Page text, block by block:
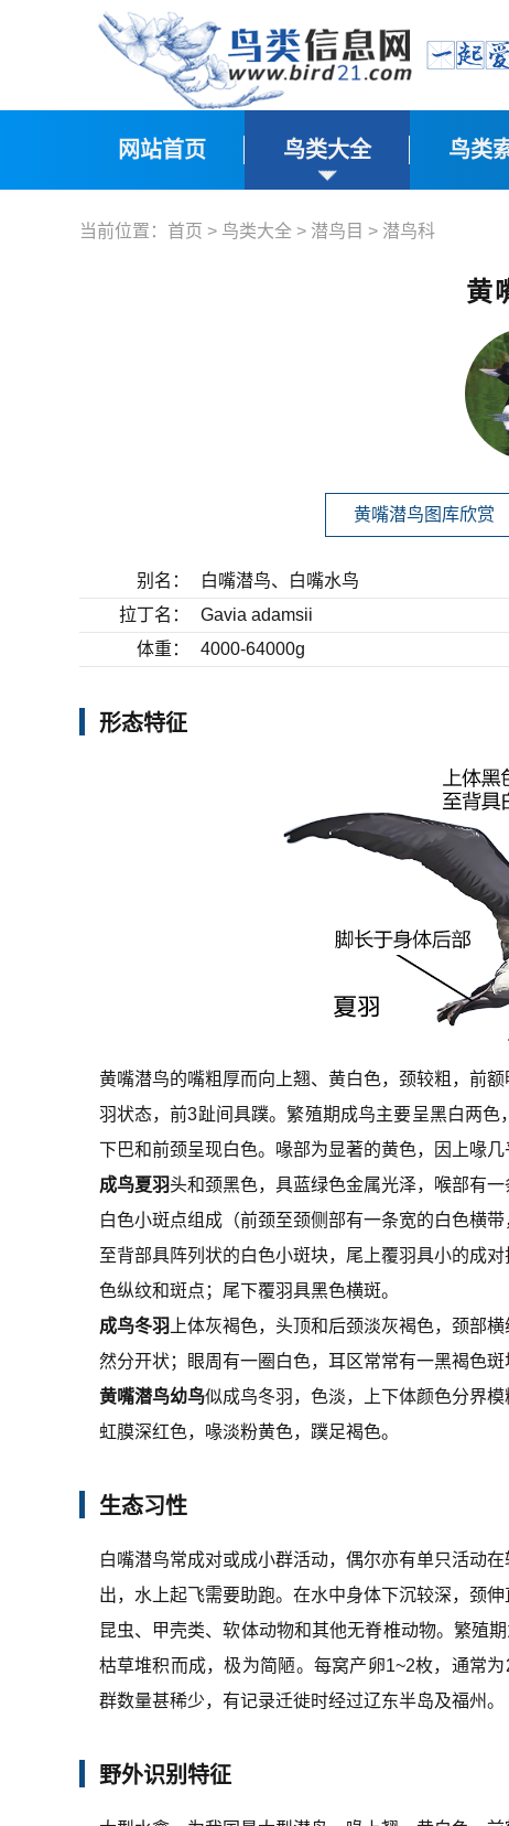
网站首页 鸟类大全 鸟类
当前位置： 首页 > 鸟类大全 > 潜鸟目 > 潜鸟科
黄
黄嘴潜鸟图库欣赏
别名： 白嘴潜鸟、白嘴水鸟
拉丁名：
Gavia adamsii
体重：
4000-64000g
形态特征
黄嘴潜鸟的嘴粗厚而向上翘、黄白色，颈较粗，前
羽状态，前3趾间具蹼。繁殖期成鸟主要呈黑白两色
下巴和前颈呈现白色。喙部为显著的黄色，因上喙几
成鸟夏羽头和颈黑色，具蓝绿色金属光泽，喉部有
白色小斑点组成（前颈至颈侧部有一条宽的白色横
至背部具阵列状的白色小斑块，尾上覆羽具小的成
色纵纹和斑点；尾下覆羽具黑色横斑。
成鸟冬羽 上体灰褐色，头顶和后颈淡灰褐色，颈部
然分开状；眼周有一圈白色，耳区常常有一黑褐色
黄嘴潜鸟幼鸟似成鸟冬羽，色淡，上下体颜色分界
虹膜深红色，喙淡粉黄色，蹼足褐色。
生态习性
白嘴潜鸟常成对或成小群活动，偶尔亦有单只活动
出，水上起飞需要助跑。在水中身体下沉较深，颈
昆虫、甲壳类、软体动物和其他无脊椎动物。繁殖
枯草堆积而成，极为简陋。每窝产卵1~2枚，通常
群数量甚稀少，有记录迁徙时经过辽东半岛及福州。
野外识别特征